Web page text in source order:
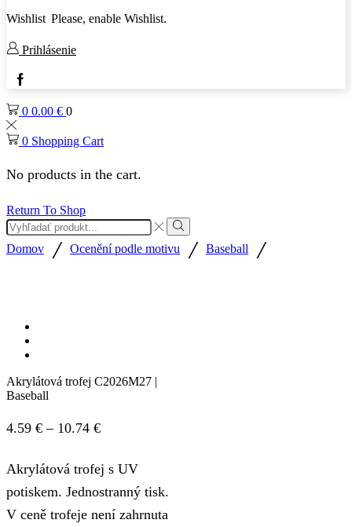
Wishlist Please, enable Wishlist.
Prihlásenie
Facebook
0 0.00 € 0
0 Shopping Cart
No products in the cart.
Return To Shop
Search
input
Search
Domov / Ocenění podle motivu / Baseball /
Akrylátová trofej C2026M27 |
Baseball
4.59 € – 10.74 €Price
4.59 €
through
10.74 €
Akrylátová trofej s UV
potiskem. Jednostranný tisk.
V ceně trofeje není zahrnuta